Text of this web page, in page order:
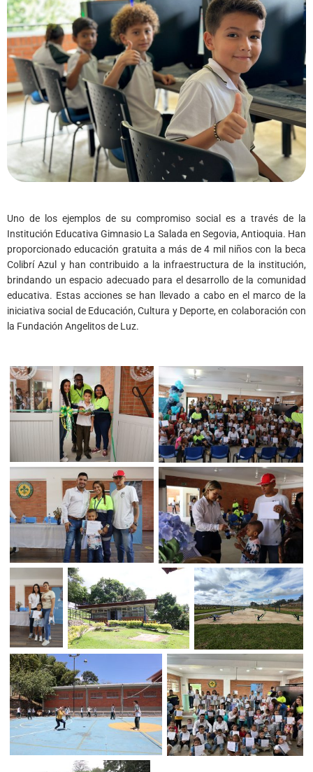
Uno de los ejemplos de su compromiso social es a través de la
Institución Educativa Gimnasio La Salada en Segovia, Antioquia. Han
proporcionado educación gratuita a más de 4 mil niños con la beca
Colibrí Azul y han contribuido a la infraestructura de la institución,
brindando un espacio adecuado para el desarrollo de la comunidad
educativa. Estas acciones se han llevado a cabo en el marco de la
iniciativa social de Educación, Cultura y Deporte, en colaboración con
la Fundación Angelitos de Luz.